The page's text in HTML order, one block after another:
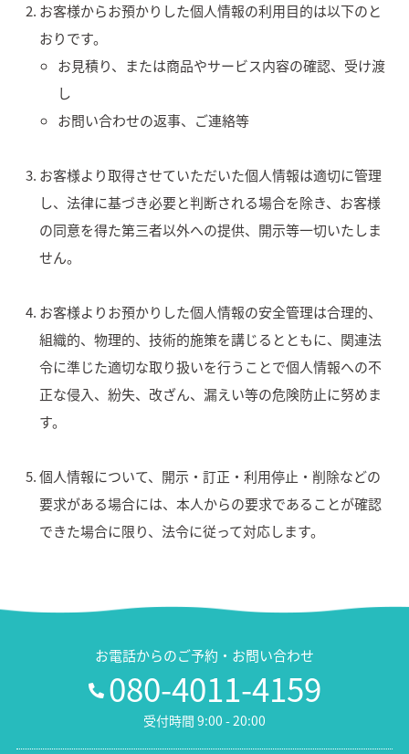
お客様からお預かりした個人情報の利用目的は以下のと
おりです。
お見積り、または商品やサービス内容の確認、受け渡
し
お問い合わせの返事、ご連絡等
お客様より取得させていただいた個人情報は適切に管理
し、法律に基づき必要と判断される場合を除き、お客様
の同意を得た第三者以外への提供、開示等一切いたしま
せん。
お客様よりお預かりした個人情報の安全管理は合理的、
組織的、物理的、技術的施策を講じるとともに、関連法
令に準じた適切な取り扱いを行うことで個人情報への不
正な侵入、紛失、改ざん、漏えい等の危険防止に努めま
す。
個人情報について、開示・訂正・利用停止・削除などの
要求がある場合には、本人からの要求であることが確認
できた場合に限り、法令に従って対応します。
お電話からのご予約・お問い合わせ
080-4011-4159
受付時間 9:00 - 20:00